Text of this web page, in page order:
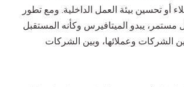
أو تحسين بيئة العمل الداخلية. ومع تطور
مستمر، يبدو الميتافيرس وكأنه المستقبل
الشركات وعملائها، وبين الشركات